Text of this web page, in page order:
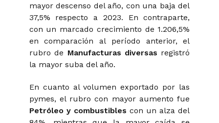
mayor descenso del año, con una baja del
37,5% respecto a 2023. En contraparte,
con un marcado crecimiento de 1.206,5%
en comparación al período anterior, el
rubro de Manufacturas diversas registró
la mayor suba del año.
En cuanto al volumen exportado por las
pymes, el rubro con mayor aumento fue
Petróleo y combustibles con un alza del